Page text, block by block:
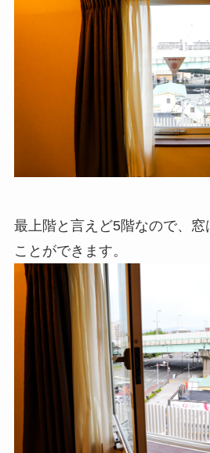
最上階と言えど5階なので、窓
ことができます。